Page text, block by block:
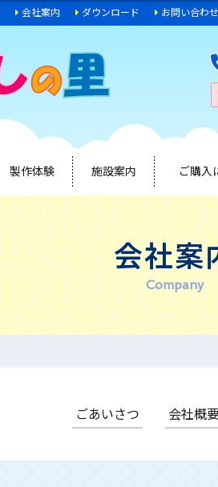
会社案内 ダウンロード お問い合わせ
製作体験 施設案内 ご購入
会社案
Company
ごあいさつ 会社概